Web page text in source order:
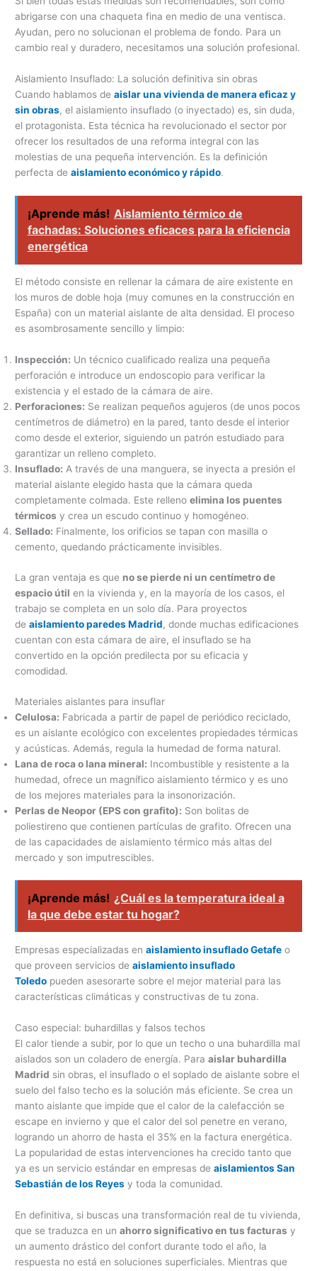
abrigarse con una chaqueta fina en medio de una ventisca.
Ayudan, pero no solucionan el problema de fondo. Para un
cambio real y duradero, necesitamos una solución profesional.
Aislamiento Insuflado: La solución definitiva sin obras
Cuando hablamos deaislar una vivienda de manera eficaz y
sin obras, el aislamiento insuflado (o inyectado) es, sin duda,
el protagonista. Esta técnica ha revolucionado el sector por
ofrecer los resultados de una reforma integral con las
molestias de una pequeña intervención. Es la definición
perfecta deaislamiento económico y rápido.
¡Aprende más! Aislamiento térmico de
fachadas: Soluciones eficaces para la eficiencia
energética
El método consiste en rellenar la cámara de aire existente en
los muros de doble hoja (muy comunes en la construcción en
España) con un material aislante de alta densidad. El proceso
es asombrosamente sencillo y limpio:
Inspección: Un técnico cualificado realiza una pequeña
perforación e introduce un endoscopio para verificar la
existencia y el estado de la cámara de aire.
Perforaciones: Se realizan pequeños agujeros (de unos pocos
centímetros de diámetro) en la pared, tanto desde el interior
como desde el exterior, siguiendo un patrón estudiado para
garantizar un relleno completo.
Insuflado: A través de una manguera, se inyecta a presión el
material aislante elegido hasta que la cámara queda
completamente colmada. Este rellenoelimina los puentes
térmicos y crea un escudo continuo y homogéneo.
Sellado: Finalmente, los orificios se tapan con masilla o
cemento, quedando prácticamente invisibles.
La gran ventaja es que no se pierde ni un centímetro de
espacio útil en la vivienda y, en la mayoría de los casos, el
trabajo se completa en un solo día. Para proyectos
deaislamiento paredes Madrid, donde muchas edificaciones
cuentan con esta cámara de aire, el insuflado se ha
convertido en la opción predilecta por su eficacia y
comodidad.
Materiales aislantes para insuflar
Celulosa: Fabricada a partir de papel de periódico reciclado,
es un aislante ecológico con excelentes propiedades térmicas
y acústicas. Además, regula la humedad de forma natural.
Lana de roca o lana mineral: Incombustible y resistente a la
humedad, ofrece un magnífico aislamiento térmico y es uno
de los mejores materiales para la insonorización.
Perlas de Neopor (EPS con grafito): Son bolitas de
poliestireno que contienen partículas de grafito. Ofrecen una
de las capacidades de aislamiento térmico más altas del
mercado y son imputrescibles.
¡Aprende más! ¿Cuál es la temperatura ideal a
la que debe estar tu hogar?
Empresas especializadas enaislamiento insuflado Getafe o
que proveen servicios deaislamiento insuflado
Toledo pueden asesorarte sobre el mejor material para las
características climáticas y constructivas de tu zona.
Caso especial: buhardillas y falsos techos
El calor tiende a subir, por lo que un techo o una buhardilla mal
aislados son un coladero de energía. Paraaislar buhardilla
Madrid sin obras, el insuflado o el soplado de aislante sobre el
suelo del falso techo es la solución más eficiente. Se crea un
manto aislante que impide que el calor de la calefacción se
escape en invierno y que el calor del sol penetre en verano,
logrando un ahorro de hasta el 35% en la factura energética.
La popularidad de estas intervenciones ha crecido tanto que
ya es un servicio estándar en empresas deaislamientos San
Sebastián de los Reyes y toda la comunidad.
En definitiva, si buscas una transformación real de tu vivienda,
que se traduzca en unahorro significativo en tus facturas y
un aumento drástico del confort durante todo el año, la
respuesta no está en soluciones superficiales. Mientras que